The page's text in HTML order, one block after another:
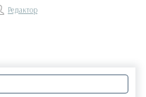
Редактор